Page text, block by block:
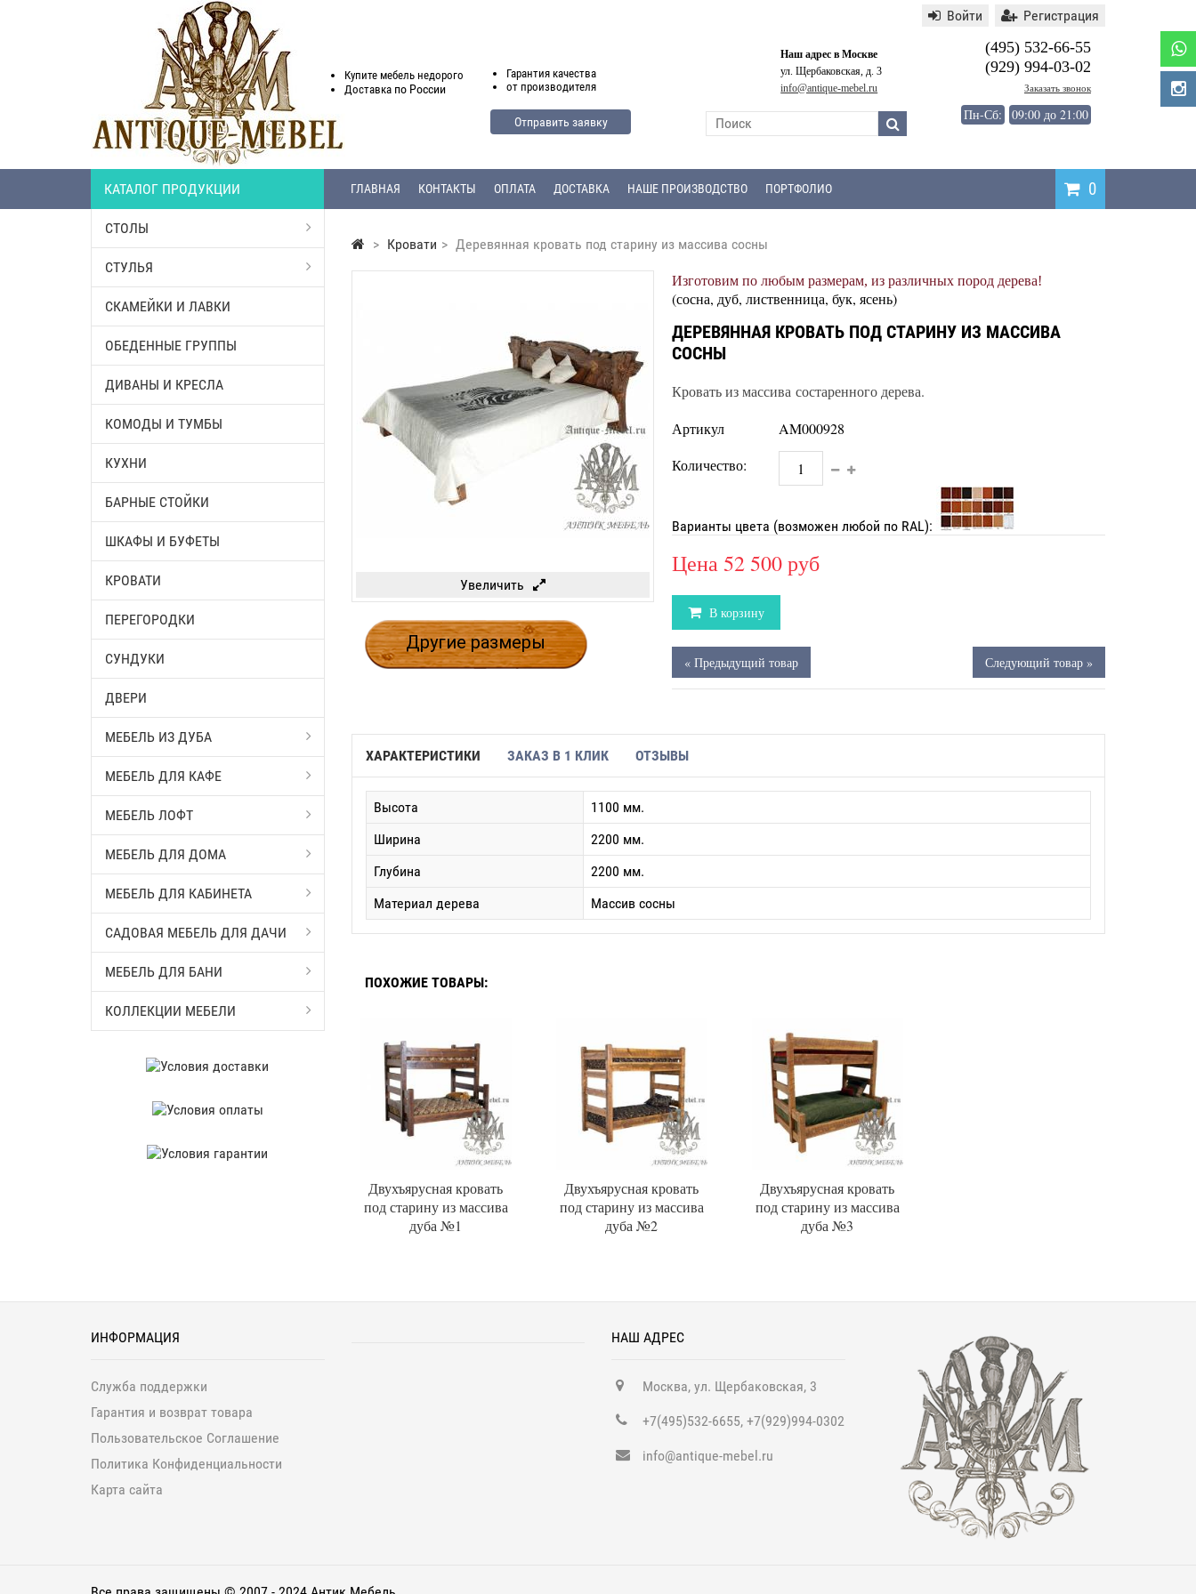
Купите мебель недорого
Доставка по России
Гарантия качества
от производителя
Отправить заявку
Наш адрес в Москве
ул. Щербаковская, д. 3
info@antique-mebel.ru
(495) 532-66-55
(929) 994-03-02
Заказать звонок
Пн-Сб: 09:00 до 21:00
Войти Регистрация
КАТАЛОГ ПРОДУКЦИИ 0
ГЛАВНАЯ КОНТАКТЫ ОПЛАТА ДОСТАВКА НАШЕ ПРОИЗВОДСТВО ПОРТФОЛИО
СТОЛЫ
СТУЛЬЯ
СКАМЕЙКИ И ЛАВКИ
ОБЕДЕННЫЕ ГРУППЫ
ДИВАНЫ И КРЕСЛА
КОМОДЫ И ТУМБЫ
КУХНИ
БАРНЫЕ СТОЙКИ
ШКАФЫ И БУФЕТЫ
КРОВАТИ
ПЕРЕГОРОДКИ
СУНДУКИ
ДВЕРИ
МЕБЕЛЬ ИЗ ДУБА
МЕБЕЛЬ ДЛЯ КАФЕ
МЕБЕЛЬ ЛОФТ
МЕБЕЛЬ ДЛЯ ДОМА
МЕБЕЛЬ ДЛЯ КАБИНЕТА
САДОВАЯ МЕБЕЛЬ ДЛЯ ДАЧИ
МЕБЕЛЬ ДЛЯ БАНИ
КОЛЛЕКЦИИ МЕБЕЛИ
> Кровати > Деревянная кровать под старину из массива сосны
Увеличить
Другие размеры
Изготовим по любым размерам, из различных пород дерева!
(сосна, дуб, лиственница, бук, ясень)
ДЕРЕВЯННАЯ КРОВАТЬ ПОД СТАРИНУ ИЗ МАССИВА
СОСНЫ
Кровать из массива состаренного дерева.
Артикул
AM000928
Количество:
Варианты цвета (возможен любой по RAL):
Цена52 500 руб
В корзину
« Предыдущий товар Следующий товар »
ХАРАКТЕРИСТИКИ ЗАКАЗ В 1 КЛИК ОТЗЫВЫ
Высота
1100 мм.
Ширина
2200 мм.
Глубина
2200 мм.
Материал дерева
Массив сосны
ПОХОЖИЕ ТОВАРЫ:
Двухъярусная кровать
под старину из массива
дуба №1
Двухъярусная кровать
под старину из массива
дуба №2
Двухъярусная кровать
под старину из массива
дуба №3
ИНФОРМАЦИЯ
Служба поддержки
Гарантия и возврат товара
Пользовательское Соглашение
Политика Конфиденциальности
Карта сайта
НАШ АДРЕС
Москва, ул. Щербаковская, 3
+7(495)532-6655, +7(929)994-0302
info@antique-mebel.ru